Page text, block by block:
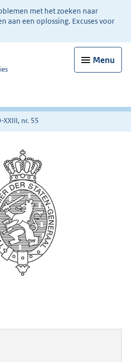
met het zoeken naar
aan een oplossing. Excuses voor
Menu
XXIII, nr. 55